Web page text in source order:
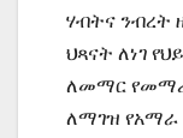
ሃብትና ንብረት
ህጻናት ለነገ
ለመማር
ለማገዝ የአማራ